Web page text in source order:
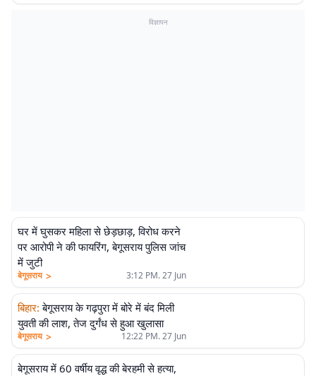
विज्ञापन
घर में घुसकर महिला से छेड़छाड़, विरोध करने
पर आरोपी ने की फायरिंग, बेगूसराय पुलिस जांच
में जुटी
बेगूसराय > 3:12 PM. 27 Jun
बिहार: बेगूसराय के गढ़पुरा में बोरे में बंद मिली
युवती की लाश, तेज दुर्गंध से हुआ खुलासा
बेगूसराय > 12:22 PM. 27 Jun
बेगूसराय में 60 वर्षीय वृद्ध की बेरहमी से हत्या,